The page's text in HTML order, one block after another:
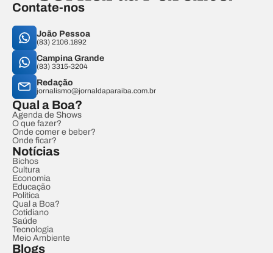
Contate-nos
João Pessoa
(83) 2106.1892
Campina Grande
(83) 3315-3204
Redação
jornalismo@jornaldaparaiba.com.br
Qual a Boa?
Agenda de Shows
O que fazer?
Onde comer e beber?
Onde ficar?
Notícias
Bichos
Cultura
Economia
Educação
Política
Qual a Boa?
Cotidiano
Saúde
Tecnologia
Meio Ambiente
Blogs